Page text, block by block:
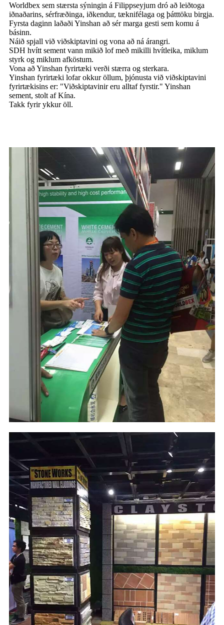
Worldbex sem stærsta sýningin á Filippseyjum dró að leiðtoga
iðnaðarins, sérfræðinga, iðkendur, tæknifélaga og þátttöku birgja.
Fyrsta daginn laðaði Yinshan að sér marga gesti sem komu á
básinn.
Náið spjall við viðskiptavini og vona að ná árangri.
SDH hvítt sement vann mikið lof með mikilli hvítleika, miklum
styrk og miklum afköstum.
Vona að Yinshan fyrirtæki verði stærra og sterkara.
Yinshan fyrirtæki lofar okkur öllum, þjónusta við viðskiptavini
fyrirtækisins er: "Viðskiptavinir eru alltaf fyrstir." Yinshan
sement, stolt af Kína.
Takk fyrir ykkur öll.